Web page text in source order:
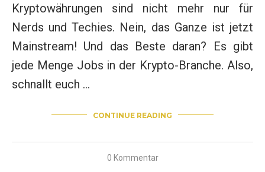
Kryptowährungen sind nicht mehr nur für
Nerds und Techies. Nein, das Ganze ist jetzt
Mainstream! Und das Beste daran? Es gibt
jede Menge Jobs in der Krypto-Branche. Also,
schnallt euch …
CONTINUE READING
0 Kommentar